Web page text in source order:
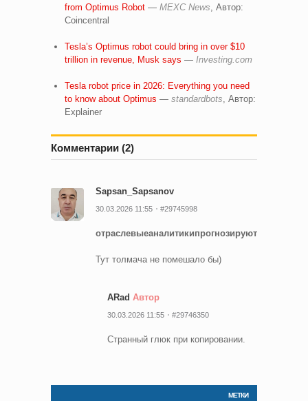
from Optimus Robot — MEXC News , Автор:
Coincentral
Tesla’s Optimus robot could bring in over $10
trillion in revenue, Musk says — Investing.com
Tesla robot price in 2026: Everything you need
to know about Optimus — standardbots , Автор:
Explainer
Комментарии (2)
Sapsan_Sapsanov
30.03.2026 11:55 #29745998
Тут толмача не помешало бы)
ARad Автор
30.03.2026 11:55 #29746350
Странный глюк при копировании.
МЕТКИ